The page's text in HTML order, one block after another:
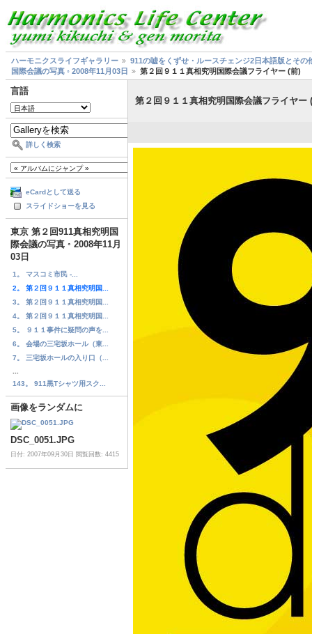
ハーモニクスライフギャラリー
911の嘘をくずせ・ルースチェンジ2日本語版とその
国際会議の写真 ◦ 2008年11月03日
第２回９１１真相究明国際会議フライヤー (前)
言語
詳しく検索
eCardとして送る
スライドショーを見る
東京 第２回911真相究明国
際会議の写真 ◦ 2008年11月
03日
1。 マスコミ市民 -...
2。 第２回９１１真相究明国...
3。 第２回９１１真相究明国...
4。 第２回９１１真相究明国...
5。 ９１１事件に疑問の声を...
6。 会場の三宅坂ホール（東...
7。 三宅坂ホールの入り口（...
143。 911黒Tシャツ用スク...
画像をランダムに
DSC_0051.JPG
日付: 2007年09月30日 閲覧回数: 4415
第２回９１１真相究明国際会議フライヤー